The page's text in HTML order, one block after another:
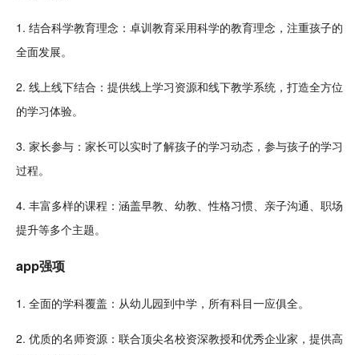
1. 结合科学教育理念：卓训教育采用科学的教育理念，注重孩子的
全面发展。
2. 线 上线下结合：提供线上学习资源和线下教学系统，打造全方位
的学习体验。
3. 家长参与：家长可以实时了解孩子的学习动态，参与孩子的学习
过程。
4. 丰富多样的课程：涵盖早教 幼教 、性格习惯、 亲子沟通、职场
提升等多个主题。
app强项
1. 全面的学科覆盖：从幼儿园到中学，所有科目一应俱全。
2. 优质的名师资源：联合顶尖名校资深教授和优秀企业家，提供高